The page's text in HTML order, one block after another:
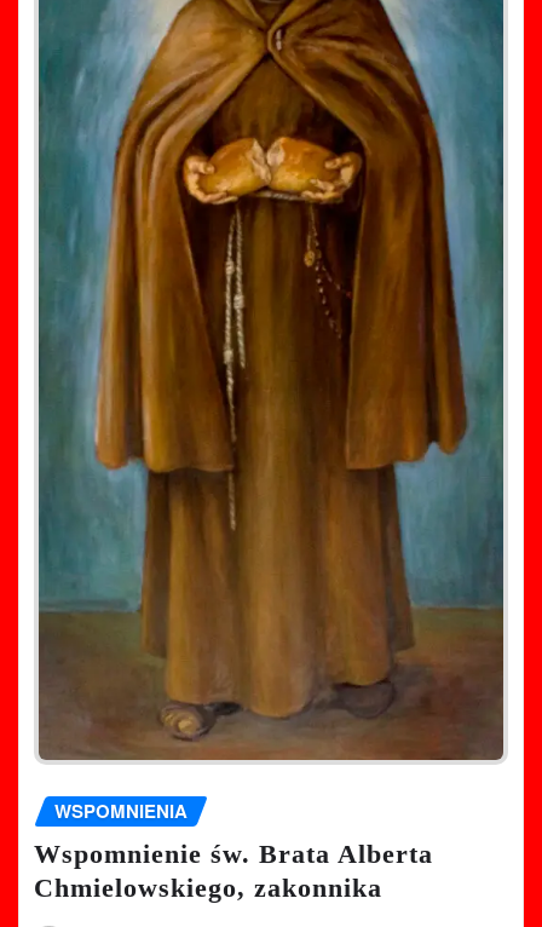
WSPOMNIENIA
Wspomnienie św. Brata Alberta
Chmielowskiego, zakonnika